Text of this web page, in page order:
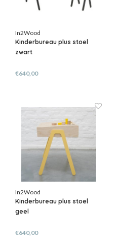
In2Wood
Kinderbureau plus stoel
zwart
€640,00
In2Wood
Kinderbureau plus stoel
geel
€640,00